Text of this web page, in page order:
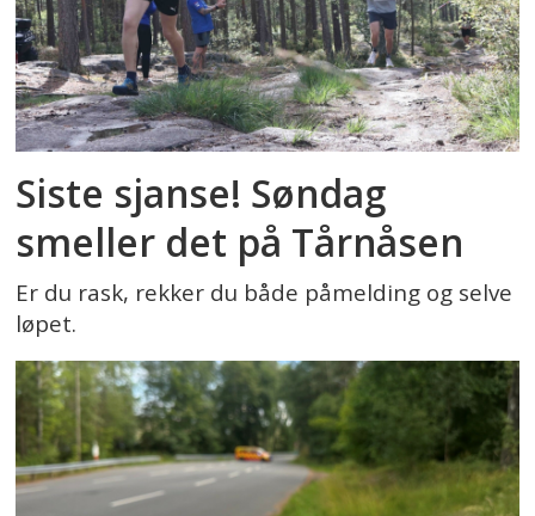
Siste sjanse! Søndag
smeller det på Tårnåsen
Er du rask, rekker du både påmelding og selve
løpet.